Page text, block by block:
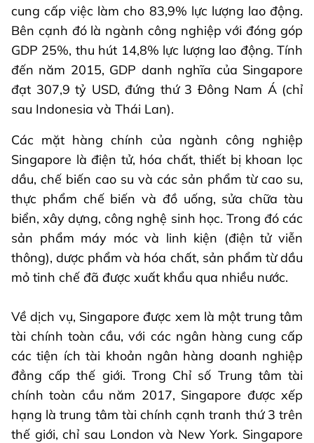
cung cấp việc làm cho 83,9% lực lượng lao động.
Bên cạnh đó là ngành công nghiệp với đóng góp
GDP 25%, thu hút 14,8% lực lượng lao động. Tính
đến năm 2015, GDP danh nghĩa của Singapore
đạt 307,9 tỷ USD, đứng thứ 3 Đông Nam Á (chỉ
sau Indonesia và Thái Lan).
Các mặt hàng chính của ngành công nghiệp
Singapore là điện tử, hóa chất, thiết bị khoan lọc
dầu, chế biến cao su và các sản phẩm từ cao su,
thực phẩm chế biến và đồ uống, sửa chữa tàu
biển, xây dựng, công nghệ sinh học. Trong đó các
sản phẩm máy móc và linh kiện (điện tử viễn
thông), dược phẩm và hóa chất, sản phẩm từ dầu
mỏ tinh chế đã được xuất khẩu qua nhiều nước.
Về dịch vụ, Singapore được xem là một trung tâm
tài chính toàn cầu, với các ngân hàng cung cấp
các tiện ích tài khoản ngân hàng doanh nghiệp
đẳng cấp thế giới. Trong Chỉ số Trung tâm tài
chính toàn cầu năm 2017, Singapore được xếp
hạng là trung tâm tài chính cạnh tranh thứ 3 trên
thế giới, chỉ sau London và New York. Singapore